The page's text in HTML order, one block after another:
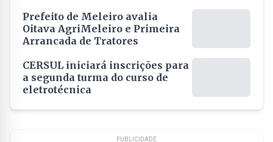
Prefeito de Meleiro avalia
Oitava AgriMeleiro e Primeira
Arrancada de Tratores
CERSUL iniciará inscrições para
a segunda turma do curso de
eletrotécnica
PUBLICIDADE